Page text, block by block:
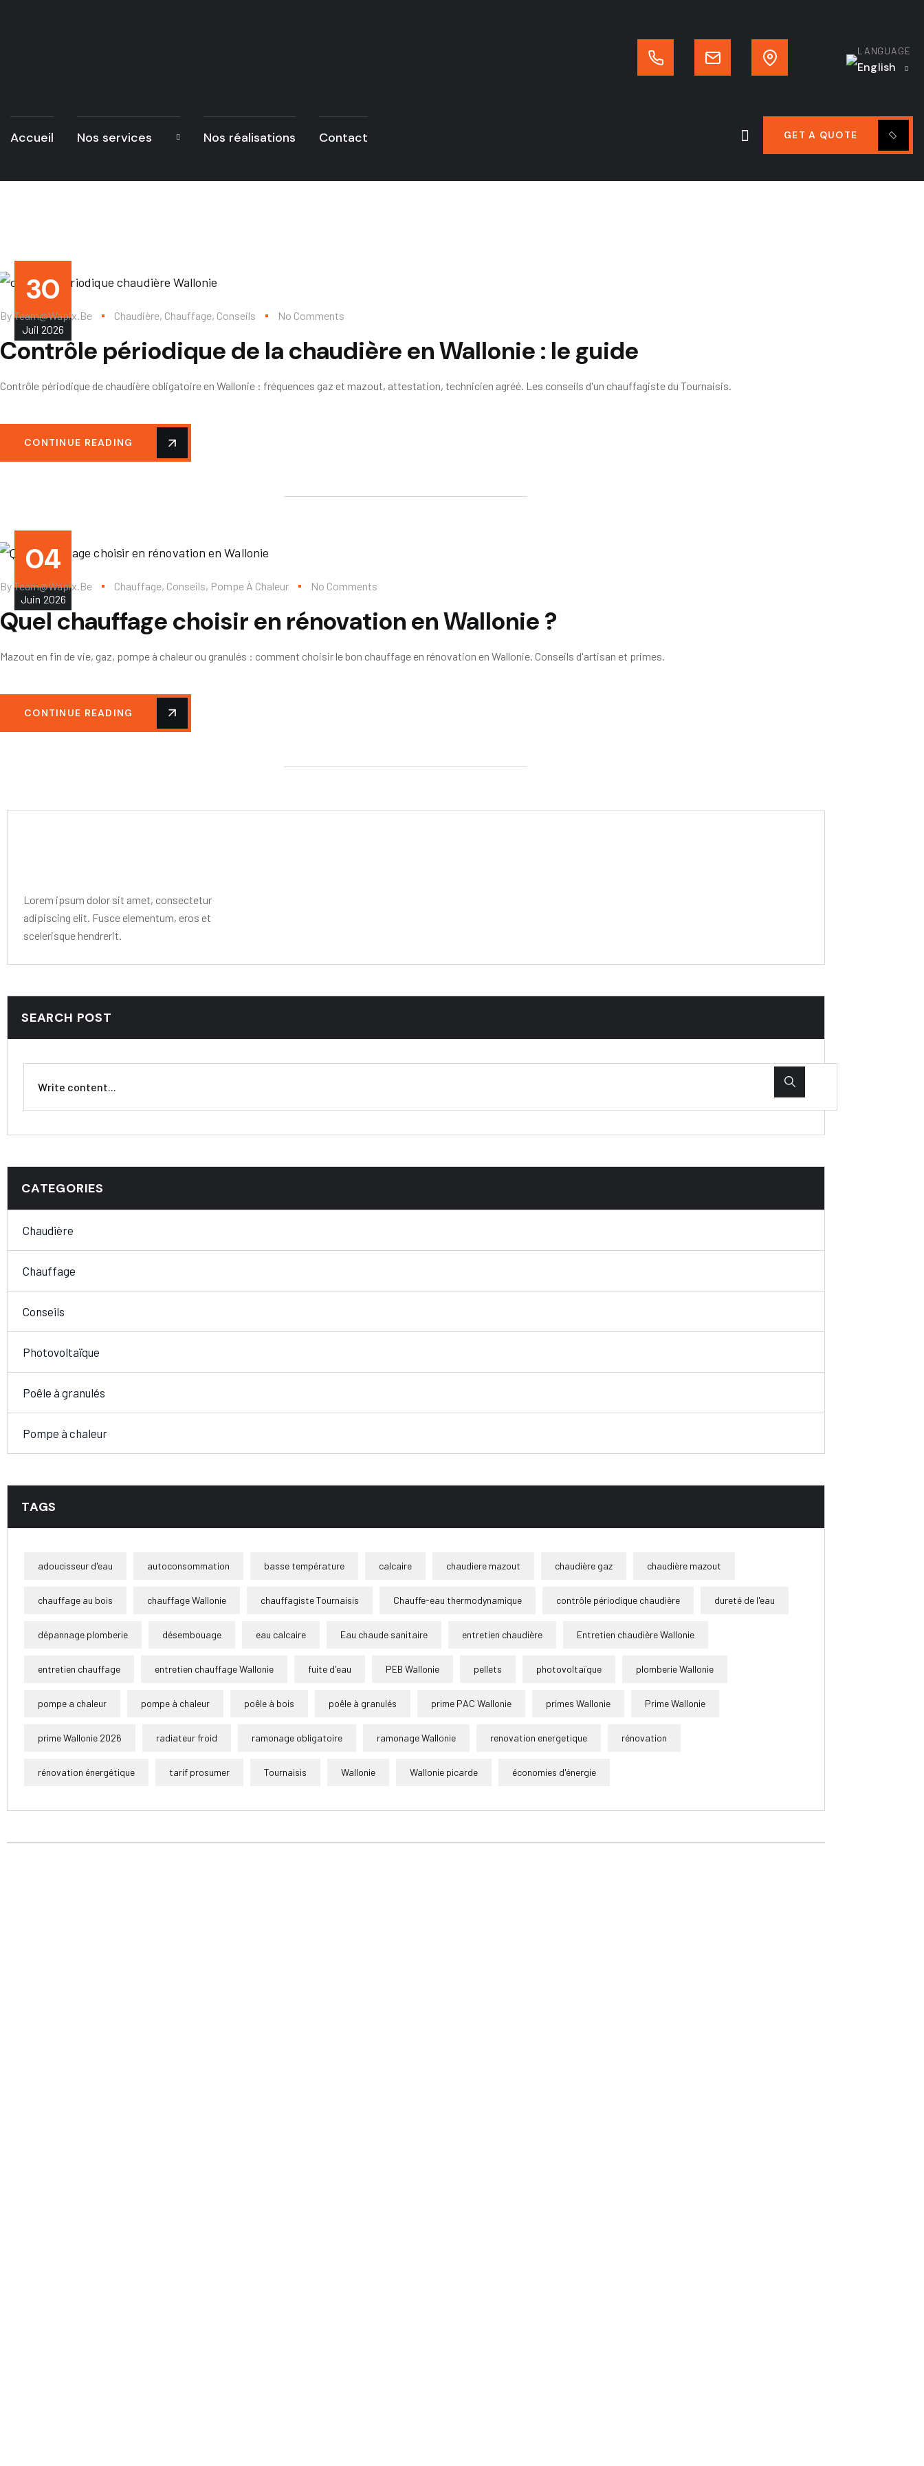
LANGUAGE
English
Accueil Nos services Nos réalisations Contact GET A QUOTE
30
Juil 2026
ByTeam@wapix.be Chaudière, Chauffage, Conseils No Comments
Contrôle périodique de la chaudière en Wallonie : le guide
Contrôle périodique de chaudière obligatoire en Wallonie : fréquences gaz et mazout, attestation, technicien agréé. Les conseils d'un chauffagiste du Tournaisis.
CONTINUE READING
04
Juin 2026
ByTeam@wapix.be Chauffage, Conseils, Pompe À Chaleur No Comments
Quel chauffage choisir en rénovation en Wallonie ?
Mazout en fin de vie, gaz, pompe à chaleur ou granulés : comment choisir le bon chauffage en rénovation en Wallonie. Conseils d'artisan et primes.
CONTINUE READING
Lorem ipsum dolor sit amet, consectetur
adipiscing elit. Fusce elementum, eros et
scelerisque hendrerit.
SEARCH POST
CATEGORIES
Chaudière
Chauffage
Conseils
Photovoltaïque
Poêle à granulés
Pompe à chaleur
TAGS
adoucisseur d'eau autoconsommation basse température calcaire chaudiere mazout chaudière gaz chaudière mazout
chauffage au bois chauffage Wallonie chauffagiste Tournaisis Chauffe-eau thermodynamique contrôle périodique chaudière dureté de l'eau
dépannage plomberie désembouage eau calcaire Eau chaude sanitaire entretien chaudière Entretien chaudière Wallonie
entretien chauffage entretien chauffage Wallonie fuite d'eau PEB Wallonie pellets photovoltaïque plomberie Wallonie
pompe a chaleur pompe à chaleur poêle à bois poêle à granulés prime PAC Wallonie primes Wallonie Prime Wallonie
prime Wallonie 2026 radiateur froid ramonage obligatoire ramonage Wallonie renovation energetique rénovation
rénovation énergétique tarif prosumer Tournaisis Wallonie Wallonie picarde économies d'énergie